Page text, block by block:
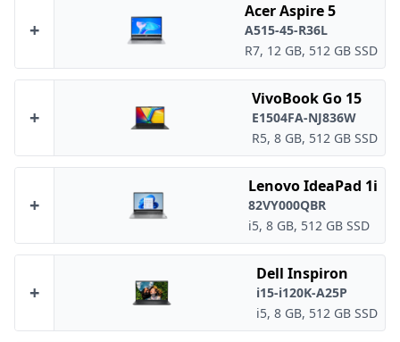
+
Acer Aspire 5
A515-45-R36L
R7, 12 GB, 512 GB SSD
+
VivoBook Go 15
E1504FA-NJ836W
R5, 8 GB, 512 GB SSD
+
Lenovo IdeaPad 1i
82VY000QBR
i5, 8 GB, 512 GB SSD
+
Dell Inspiron
i15-i120K-A25P
i5, 8 GB, 512 GB SSD